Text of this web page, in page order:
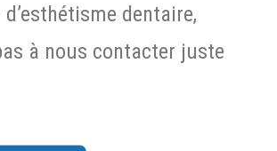
dentaire,
à nous contacter juste